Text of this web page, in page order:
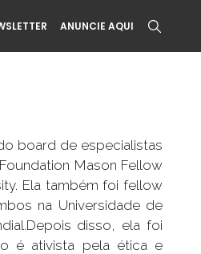
ANUNCIE AQUI
board de especialistas
Mason Fellow
Ela também foi fellow
na Universidade de
disso, ela foi
é ativista pela ética e